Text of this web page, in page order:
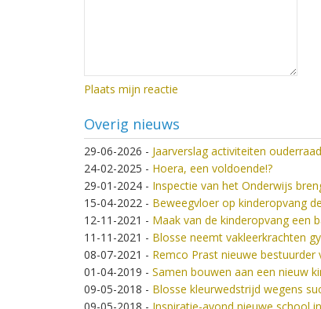
Plaats mijn reactie
Overig nieuws
29-06-2026 - Jaarverslag activiteiten ouderraad
24-02-2025 - Hoera, een voldoende!?
29-01-2024 - Inspectie van het Onderwijs
15-04-2022 - Beweegvloer op kinderopvang
12-11-2021 - Maak van de kinderopvang een
11-11-2021 - Blosse neemt vakleerkrachten
08-07-2021 - Remco Prast nieuwe bestuurder
01-04-2019 - Samen bouwen aan een nieuw
09-05-2018 - Blosse kleurwedstrijd wegens